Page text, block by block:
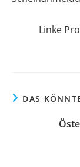
ansehen
Linke
DAS